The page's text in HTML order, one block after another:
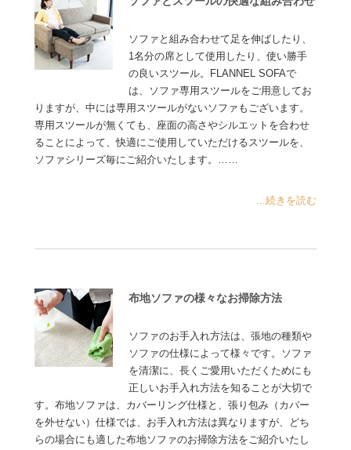
ソファと組み合わせて足を伸ばしたり、
1名分の席として使用したり、使い勝手
の良いスツール。FLANNEL SOFAで
は、ソファ専用スツールをご用意してお
りますが、中には専用スツールがないソファもございます。
専用スツールが無くても、座面の高さやシルエットを合わせ
ることによって、快適にご使用していただけるスツールを、
ソファシリーズ毎にご紹介いたします。……
...続きを読む
布地ソファの様々なお掃除方法
ソファのお手入れ方法は、張地の種類や
ソファの仕様によって様々です。ソファ
を清潔に、長くご愛用いただくためにも
正しいお手入れ方法を知ることが大切で
す。布地ソファは、カバーリング仕様と、張り包み（カバー
を外せない）仕様では、お手入れ方法は異なりますが、どち
らの場合にも適した布地ソファのお掃除方法をご紹介いたし